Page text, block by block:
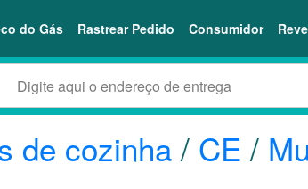
do Gás Rastrear Pedido Consumidor
de cozinha/ CE /